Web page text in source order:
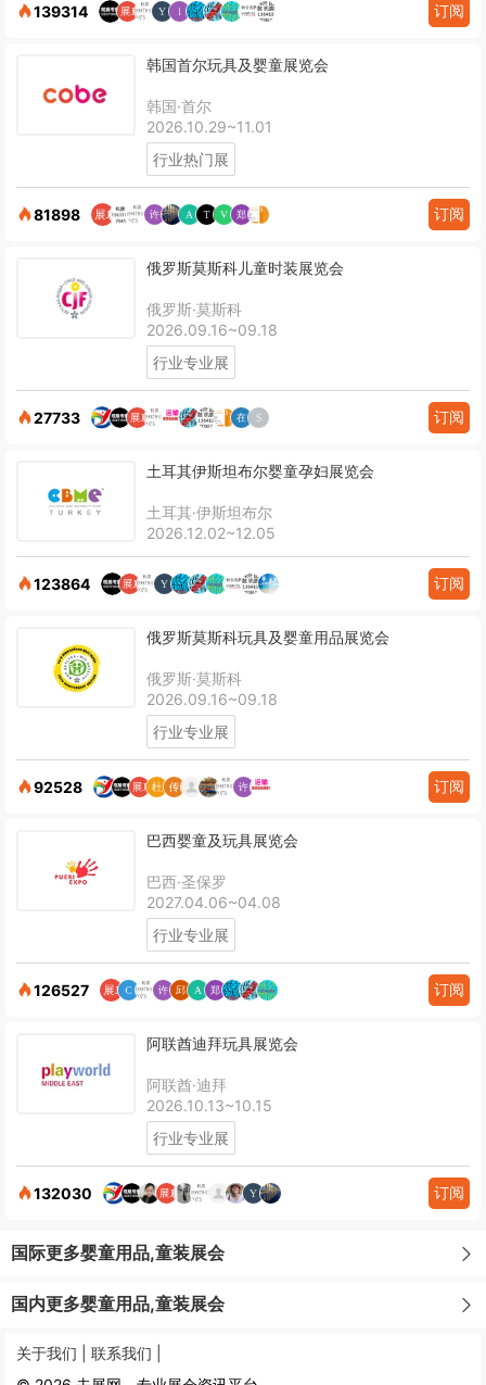
139314 订阅
韩国首尔玩具及婴童展览会
韩国·首尔
2026.10.29~11.01
行业热门展
81898 订阅
俄罗斯莫斯科儿童时装展览会
俄罗斯·莫斯科
2026.09.16~09.18
行业专业展
27733 订阅
土耳其伊斯坦布尔婴童孕妇展览会
土耳其·伊斯坦布尔
2026.12.02~12.05
123864 订阅
俄罗斯莫斯科玩具及婴童用品展览会
俄罗斯·莫斯科
2026.09.16~09.18
行业专业展
92528 订阅
巴西婴童及玩具展览会
巴西·圣保罗
2027.04.06~04.08
行业专业展
126527 订阅
阿联酋迪拜玩具展览会
阿联酋·迪拜
2026.10.13~10.15
行业专业展
132030 订阅
国际更多婴童用品,童装展会
国内更多婴童用品,童装展会
关于我们 | 联系我们 |